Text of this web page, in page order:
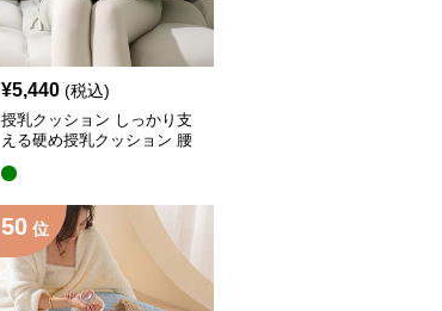
¥5,440 (税込)
授乳クッション しっかり支
える硬め授乳クッション 腰
50 位